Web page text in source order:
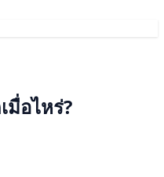
มื่อไหร่?